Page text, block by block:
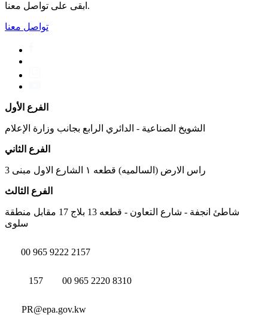
ابقى على تواصل معنا.
تواصل معنا
الفرع الأول
الشويخ الصناعية - الدائري الرابع بجانب وزارة الإعلام
الفرع الثاني
راس الارض (السالميه) قطعه ١ الشارع الاول مبنى 3
الفرع الثالث
شاطئ انجفة - شارع التعاون - قطعه 13 بلاج 17 مقابل منطقة
سلوى
00 965 9222 2157
157 00 965 2220 8310
PR@epa.gov.kw